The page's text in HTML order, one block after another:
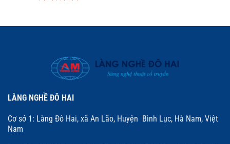
sao
LÀNG NGHỀ ĐÔ HAI
Cơ sở 1: Làng Đô Hai, xã An Lão, Huyện Bình Lục, Hà Nam, Việt
Nam